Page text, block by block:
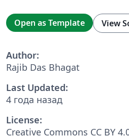
Open as Template View
Author:
Rajib Das Bhagat
Last Updated:
4 года назад
License:
Creative Commons CC BY